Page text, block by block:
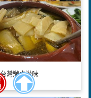
灣辦桌滋味